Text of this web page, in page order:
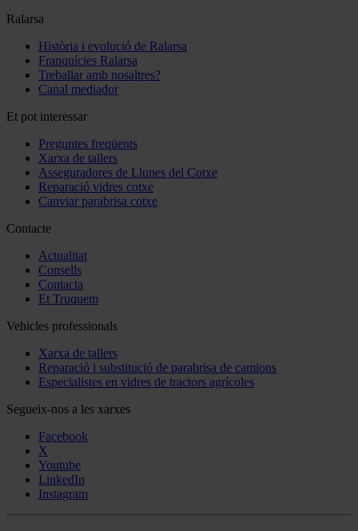
Ralarsa
Història i evolució de Ralarsa
Franquícies Ralarsa
Treballar amb nosaltres?
Canal mediador
Et pot interessar
Preguntes freqüents
Xarxa de tallers
Asseguradores de Llunes del Cotxe
Reparació vidres cotxe
Canviar parabrisa cotxe
Contacte
Actualitat
Consells
Contacta
Et Truquem
Vehicles professionals
Xarxa de tallers
Reparació i substitució de parabrisa de camions
Especialistes en vidres de tractors agrícoles
Segueix-nos a les xarxes
Facebook
X
Youtube
LinkedIn
Instagram